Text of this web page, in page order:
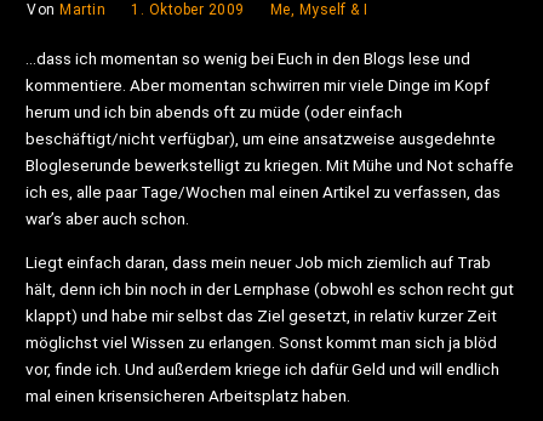
Von Martin 1. Oktober 2009 Me, Myself & I
…dass ich momentan so wenig bei Euch in den Blogs lese und
kommentiere. Aber momentan schwirren mir viele Dinge im Kopf
herum und ich bin abends oft zu müde (oder einfach
beschäftigt/nicht verfügbar), um eine ansatzweise ausgedehnte
Blogleserunde bewerkstelligt zu kriegen. Mit Mühe und Not schaffe
ich es, alle paar Tage/Wochen mal einen Artikel zu verfassen, das
war’s aber auch schon.
Liegt einfach daran, dass mein neuer Job mich ziemlich auf Trab
hält, denn ich bin noch in der Lernphase (obwohl es schon recht gut
klappt) und habe mir selbst das Ziel gesetzt, in relativ kurzer Zeit
möglichst viel Wissen zu erlangen. Sonst kommt man sich ja blöd
vor, finde ich. Und außerdem kriege ich dafür Geld und will endlich
mal einen krisensicheren Arbeitsplatz haben.